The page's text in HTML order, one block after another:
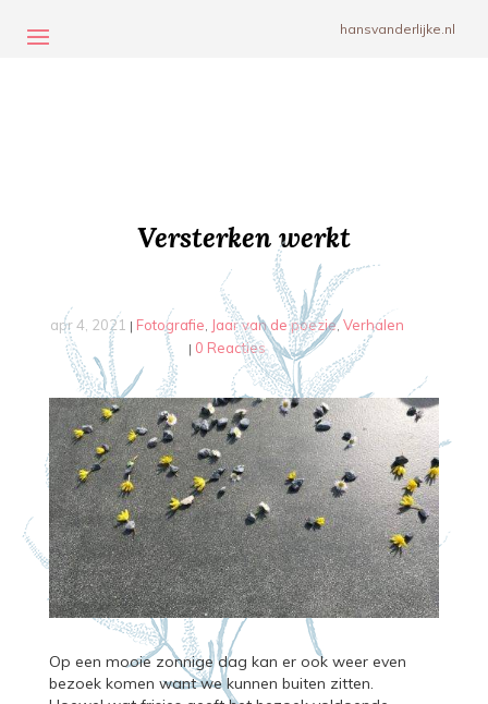
hansvanderlijke.nl
Versterken werkt
apr 4, 2021 | Fotografie, Jaar van de poezie,Verhalen
| 0 Reacties
Op een mooie zonnige dag kan er ook weer even
bezoek komen want we kunnen buiten zitten.